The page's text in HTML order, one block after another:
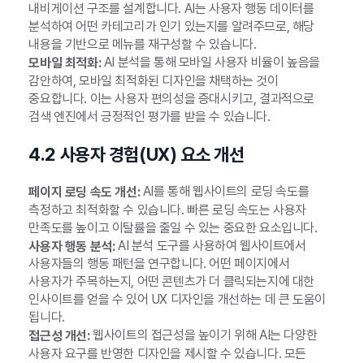
내비게이션 구조를 설계합니다. AI는 사용자 행동 데이터를
분석하여 어떤 카테고리가 인기 있는지를 알려주므로, 해당
내용을 기반으로 메뉴를 재구성할 수 있습니다.
모바일 최적화:AI 분석을 통해 모바일 사용자 비율이 높음을
감안하여, 모바일 최적화된 디자인을 채택하는 것이
중요합니다. 이는 사용자 편의성을 증대시키고, 결과적으로
검색 엔진에서 긍정적인 평가를 받을 수 있습니다.
4.2 사용자 경험(UX) 요소 개선
페이지 로딩 속도 개선:AI를 통해 웹사이트의 로딩 속도를
측정하고 최적화할 수 있습니다. 빠른 로딩 속도는 사용자
만족도를 높이고 이탈률을 줄일 수 있는 중요한 요소입니다.
사용자 행동 분석:AI 분석 도구를 사용하여 웹사이트에서
사용자들의 행동 패턴을 연구합니다. 어떤 페이지에서
사용자가 주목하는지, 어떤 콘텐츠가 더 클릭되는지에 대한
인사이트를 얻을 수 있어 UX 디자인을 개선하는 데 큰 도움이
됩니다.
접근성 개선:웹사이트의 접근성을 높이기 위해 AI는 다양한
사용자 요구를 반영한 디자인을 제시할 수 있습니다. 모든